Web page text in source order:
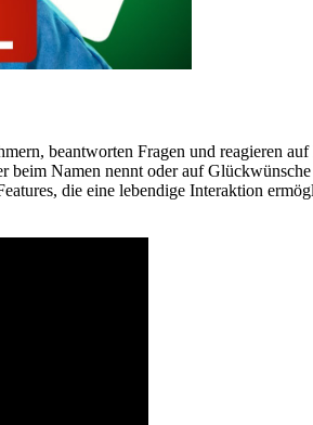
beantworten Fragen und reagieren
Namen nennt oder auf
die eine lebendige Interaktion